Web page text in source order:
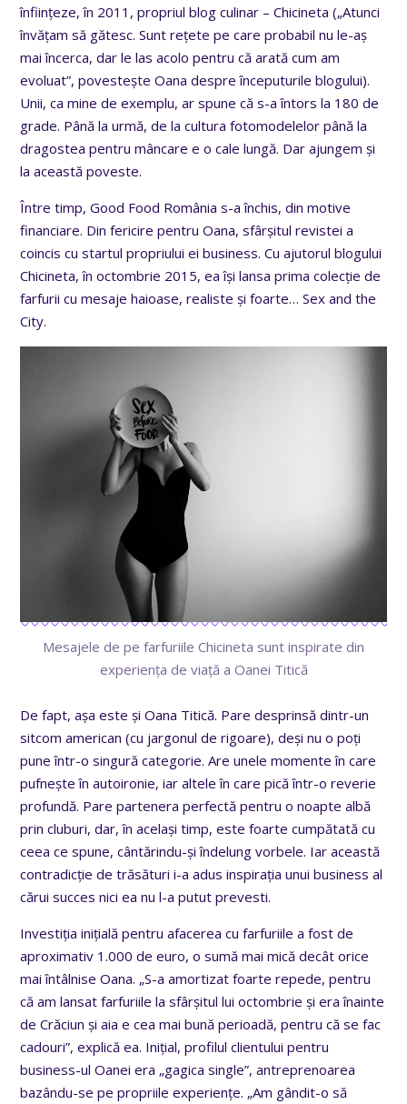
înființeze, în 2011, propriul blog culinar – Chicineta („Atunci
învățam să gătesc. Sunt rețete pe care probabil nu le-aș
mai încerca, dar le las acolo pentru că arată cum am
evoluat”, povestește Oana despre începuturile blogului).
Unii, ca mine de exemplu, ar spune că s-a întors la 180 de
grade. Până la urmă, de la cultura fotomodelelor până la
dragostea pentru mâncare e o cale lungă. Dar ajungem și
la această poveste.
Între timp, Good Food România s-a închis, din motive
financiare. Din fericire pentru Oana, sfârșitul revistei a
coincis cu startul propriului ei business. Cu ajutorul blogului
Chicineta, în octombrie 2015, ea își lansa prima colecție de
farfurii cu mesaje haioase, realiste și foarte… Sex and the
City.
Mesajele de pe farfuriile Chicineta sunt inspirate din
experiența de viață a Oanei Titică
De fapt, așa este și Oana Titică. Pare desprinsă dintr-un
sitcom american (cu jargonul de rigoare), deși nu o poți
pune într-o singură categorie. Are unele momente în care
pufnește în autoironie, iar altele în care pică într-o reverie
profundă. Pare partenera perfectă pentru o noapte albă
prin cluburi, dar, în același timp, este foarte cumpătată cu
ceea ce spune, cântărindu-și îndelung vorbele. Iar această
contradicție de trăsături i-a adus inspirația unui business al
cărui succes nici ea nu l-a putut prevesti.
Investiția inițială pentru afacerea cu farfuriile a fost de
aproximativ 1.000 de euro, o sumă mai mică decât orice
mai întâlnise Oana. „S-a amortizat foarte repede, pentru
că am lansat farfuriile la sfârșitul lui octombrie și era înainte
de Crăciun și aia e cea mai bună perioadă, pentru că se fac
cadouri”, explică ea. Inițial, profilul clientului pentru
business-ul Oanei era „gagica single”, antreprenoarea
bazându-se pe propriile experiențe. „Am gândit-o să